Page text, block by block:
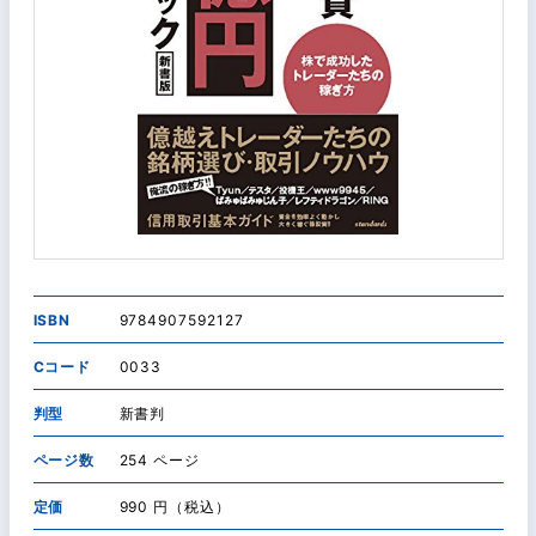
ISBN 9784907592127
Cコード 0033
判型 新書判
ページ数 254 ページ
定価 990 円（税込）